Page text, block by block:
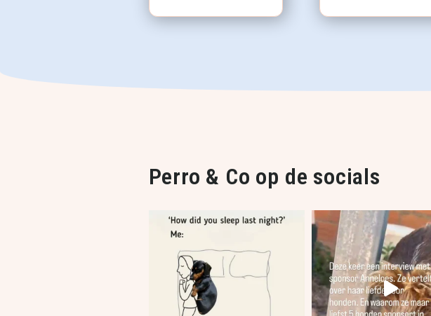
Perro & Co op de socials